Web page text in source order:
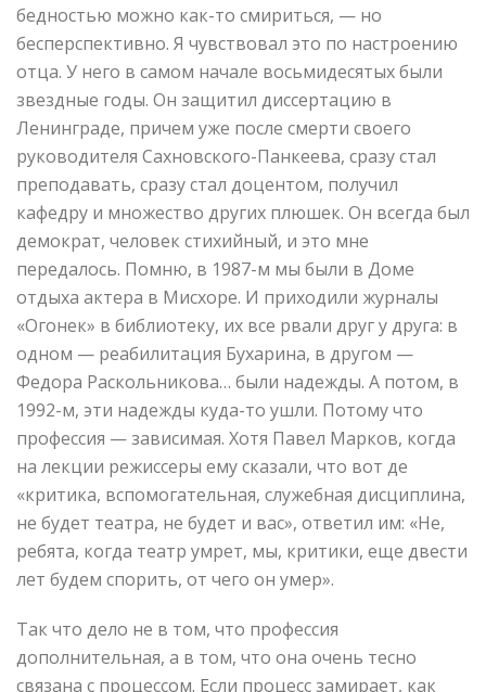
бедностью можно как-то смириться, — но
бесперспективно. Я чувствовал это по настроению
отца. У него в самом начале восьмидесятых были
звездные годы. Он защитил диссертацию в
Ленинграде, причем уже после смерти своего
руководителя Сахновского-Панкеева, сразу стал
преподавать, сразу стал доцентом, получил
кафедру и множество других плюшек. Он всегда был
демократ, человек стихийный, и это мне
передалось. Помню, в 1987-м мы были в Доме
отдыха актера в Мисхоре. И приходили журналы
«Огонек» в библиотеку, их все рвали друг у друга: в
одном — реабилитация Бухарина, в другом —
Федора Раскольникова… были надежды. А потом, в
1992-м, эти надежды куда-то ушли. Потому что
профессия — зависимая. Хотя Павел Марков, когда
на лекции режиссеры ему сказали, что вот де
«критика, вспомогательная, служебная дисциплина,
не будет театра, не будет и вас», ответил им: «Не,
ребята, когда театр умрет, мы, критики, еще двести
лет будем спорить, от чего он умер».
Так что дело не в том, что профессия
дополнительная, а в том, что она очень тесно
связана с процессом. Если процесс замирает, как